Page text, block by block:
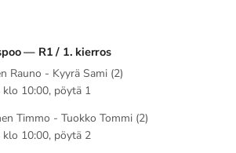
— R1 / 1. kierros
Rauno - Kyyrä Sami (2)
10:00, pöytä 1
Timmo - Tuokko Tommi (2)
10:00, pöytä 2